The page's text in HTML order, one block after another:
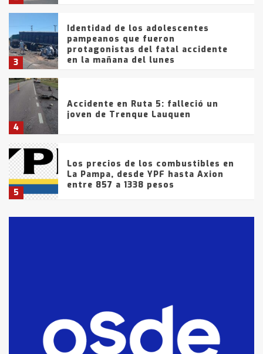
3
Identidad de los adolescentes
pampeanos que fueron
protagonistas del fatal accidente
en la mañana del lunes
4
Accidente en Ruta 5: falleció un
joven de Trenque Lauquen
5
Los precios de los combustibles en
La Pampa, desde YPF hasta Axion
entre 857 a 1338 pesos
fueron detenidos por
comercialización de drogas en la
tarde del sábado